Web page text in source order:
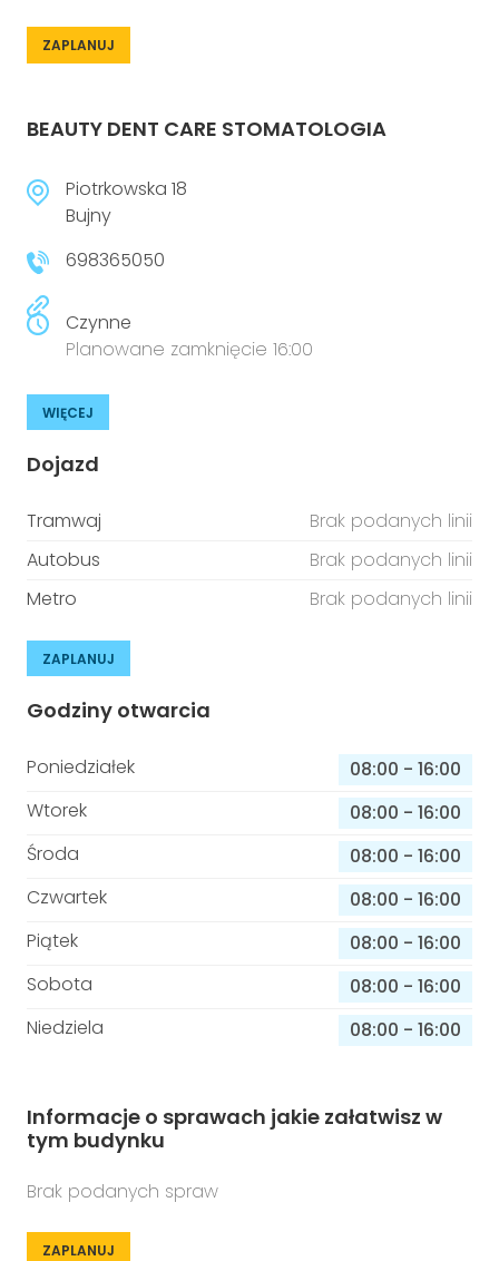
ZAPLANUJ
BEAUTY DENT CARE STOMATOLOGIA
Piotrkowska 18
Bujny
698365050
Czynne
Planowane zamknięcie 16:00
WIĘCEJ
Dojazd
Tramwaj
Brak podanych linii
Autobus
Brak podanych linii
Metro
Brak podanych linii
ZAPLANUJ
Godziny otwarcia
Poniedziałek 08:00 - 16:00
Wtorek
08:00 - 16:00
Środa
08:00 - 16:00
Czwartek
08:00 - 16:00
Piątek
08:00 - 16:00
Sobota
08:00 - 16:00
Niedziela
08:00 - 16:00
Informacje o sprawach jakie załatwisz w
tym budynku
Brak podanych spraw
ZAPLANUJ